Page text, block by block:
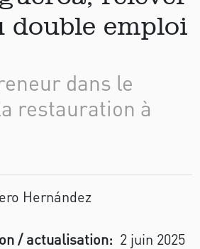
double emploi
dans le
restauration à
Hernández
/ actualisation: 2 juin 2025